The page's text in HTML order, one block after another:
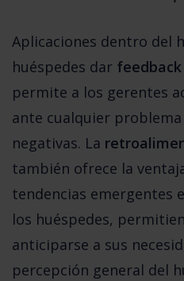
Aplicaciones dentro del
huéspedes dar
permite a los gerentes
ante cualquier
negativas. La
también ofrece la
tendencias emergentes
los huéspedes,
anticiparse a sus
percepción general del